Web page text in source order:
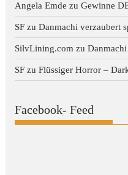
Angela Emde zuGewinne
SF zuDanmachi verzaubert
SilvLining.com zu
SF zuFlüssiger Horror –
Facebook- Feed